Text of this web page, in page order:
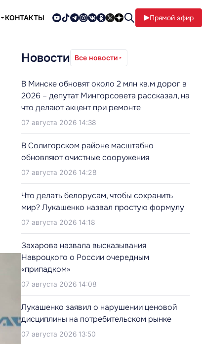
КОНТАКТЫ Прямой эфир
Новости Все новости
В Минске обновят около 2 млн кв.м дорог в
2026 – депутат Мингорсовета рассказал, на
что делают акцент при ремонте
07 августа 2026 14:38
В Солигорском районе масштабно
обновляют очистные сооружения
07 августа 2026 14:28
Что делать белорусам, чтобы сохранить
мир? Лукашенко назвал простую формулу
07 августа 2026 14:18
Захарова назвала высказывания
Навроцкого о России очередным
«припадком»
07 августа 2026 14:08
Лукашенко заявил о нарушении ценовой
дисциплины на потребительском рынке
07 августа 2026 13:50